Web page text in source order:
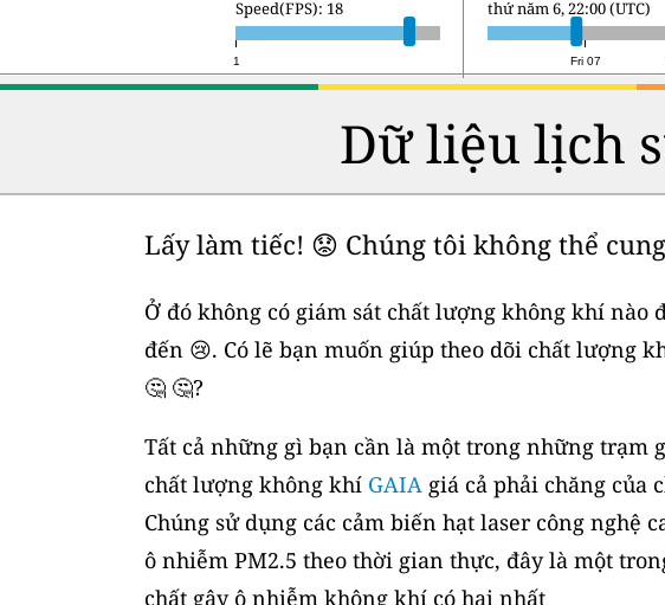
1
Speed(FPS): 18
Fri 07
thứ sáu 7, 19:00 (UTC)
Dữ liệu lịch
Lấy làm tiếc! 😟 Chúng tôi không thể
Ở đó không có giám sát chất lượng không khí nào
đến 😢. Có lẽ bạn muốn giúp theo dõi chất lượng
🤔 🤔?
Tất cả những gì bạn cần là một trong những trạm
chất lượng không khí GAIA giá cả phải chăng của
Chúng sử dụng các cảm biến hạt laser công nghệ
ô nhiễm PM2.5 theo thời gian thực, đây là một
chất gây ô nhiễm không khí có hại nhất